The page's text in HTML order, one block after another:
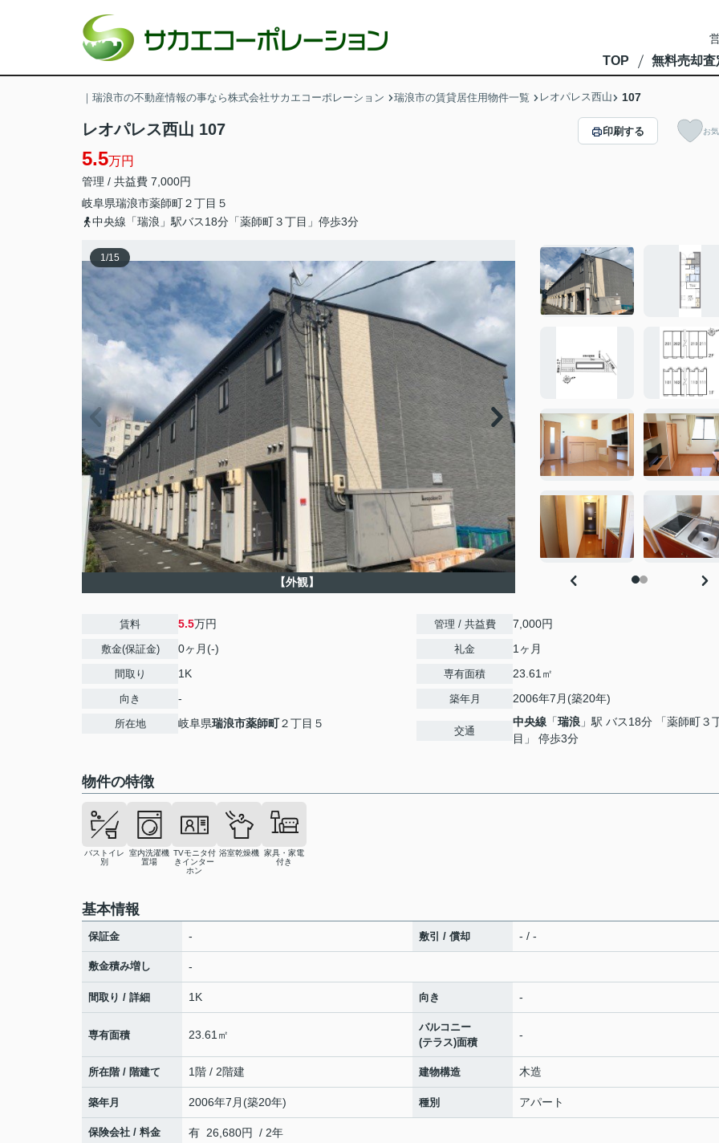
TOP 無料売却査
｜瑞浪市の不動産情報の事なら株式会社サカエコーポレーション 瑞浪市の賃貸居住用物件一覧 レオパレス西山 107
レオパレス西山 107
5.5万円
管理 / 共益費 7,000円
岐阜県瑞浪市薬師町２丁目５
中央線「瑞浪」駅バス18分「薬師町３丁目」停歩3分
印刷する お
1/15
【外観】
賃料 5.5万円
敷金(保証金) 0ヶ月(-)
間取り 1K
向き -
所在地 岐阜県瑞浪市薬師町２丁目５
管理 / 共益費 7,000円
礼金 1ヶ月
専有面積 23.61㎡
築年月 2006年7月(築20年)
交通
中央線 「瑞浪 」駅 バス18分 「薬師町３
目」 停歩3分
物件の特徴
バストイレ
別
室内洗濯機
置場
TVモニタ付
きインター
ホン
浴室乾燥機 家具・家電
付き
基本情報
保証金 - 敷引 / 償却 - / -
敷金積み増し -
間取り / 詳細 1K 向き -
専有面積 23.61㎡
バルコニー
(テラス)面積
-
所在階 / 階建て 1階 / 2階建 建物構造 木造
築年月 2006年7月(築20年) 種別 アパート
保険会社 / 料金 有 26,680円 / 2年